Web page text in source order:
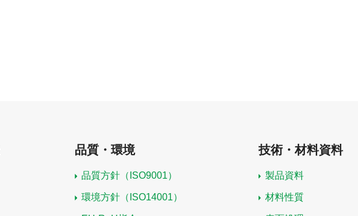
品質・環境
品質方針（ISO9001）
環境方針（ISO14001）
技術・材料資料
製品資料
材料性質